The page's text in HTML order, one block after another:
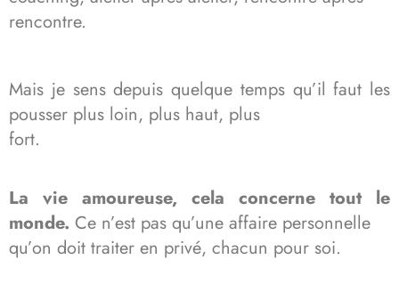
rencontre.
Mais je sens depuis quelque temps qu’il faut les
pousser plus loin, plus haut, plus
fort.
La vie amoureuse, cela concerne tout le
monde. Ce n’est pas qu’une affaire personnelle
qu’on doit traiter en privé, chacun pour soi.